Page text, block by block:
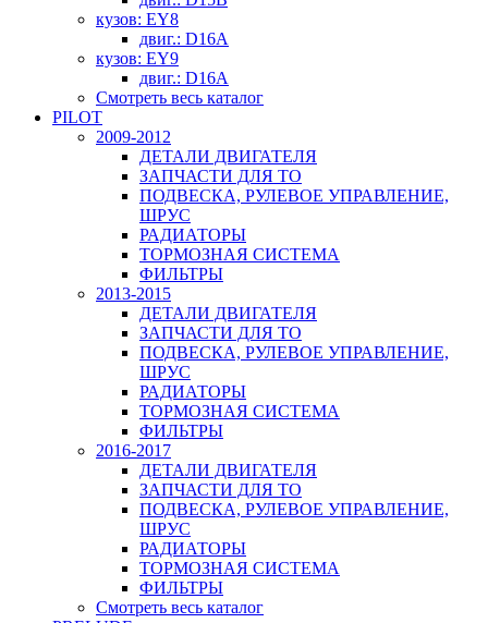
кузов: EY8
двиг.: D16A
кузов: EY9
двиг.: D16A
Смотреть весь каталог
PILOT
2009-2012
ДЕТАЛИ ДВИГАТЕЛЯ
ЗАПЧАСТИ ДЛЯ ТО
ПОДВЕСКА, РУЛЕВОЕ УПРАВЛЕНИЕ,
ШРУС
РАДИАТОРЫ
ТОРМОЗНАЯ СИСТЕМА
ФИЛЬТРЫ
2013-2015
ДЕТАЛИ ДВИГАТЕЛЯ
ЗАПЧАСТИ ДЛЯ ТО
ПОДВЕСКА, РУЛЕВОЕ УПРАВЛЕНИЕ,
ШРУС
РАДИАТОРЫ
ТОРМОЗНАЯ СИСТЕМА
ФИЛЬТРЫ
2016-2017
ДЕТАЛИ ДВИГАТЕЛЯ
ЗАПЧАСТИ ДЛЯ ТО
ПОДВЕСКА, РУЛЕВОЕ УПРАВЛЕНИЕ,
ШРУС
РАДИАТОРЫ
ТОРМОЗНАЯ СИСТЕМА
ФИЛЬТРЫ
Смотреть весь каталог